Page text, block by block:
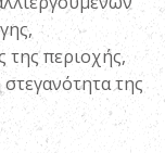
της περιοχής,
της